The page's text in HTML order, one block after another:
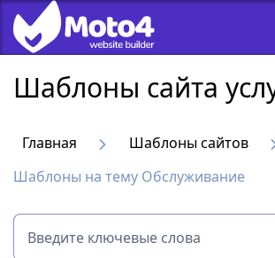
Шаблоны сайта
Главная
Шаблоны сайтов
Шаблоны на тему Обслуживание